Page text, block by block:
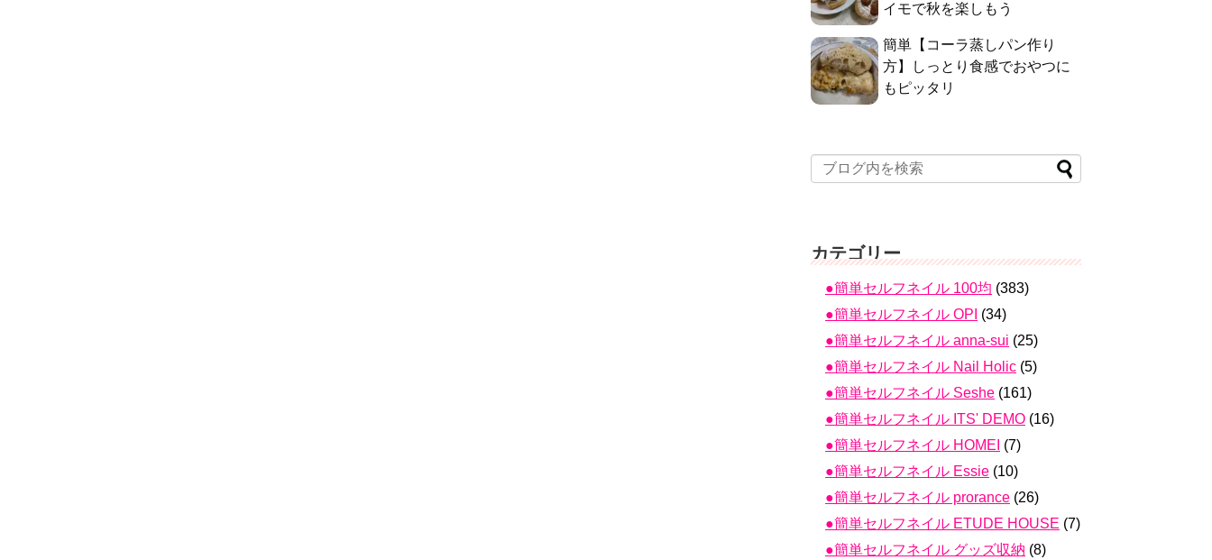
イモで秋を楽しもう
簡単【コーラ蒸しパン作り
方】しっとり食感でおやつに
もピッタリ
カテゴリー
●簡単セルフネイル 100均 (383)
●簡単セルフネイル OPI (34)
●簡単セルフネイル anna-sui (25)
●簡単セルフネイル Nail Holic (5)
●簡単セルフネイル Seshe (161)
●簡単セルフネイル ITS' DEMO (16)
●簡単セルフネイル HOMEI (7)
●簡単セルフネイル Essie (10)
●簡単セルフネイル prorance (26)
●簡単セルフネイル ETUDE HOUSE (7)
●簡単セルフネイル グッズ収納 (8)